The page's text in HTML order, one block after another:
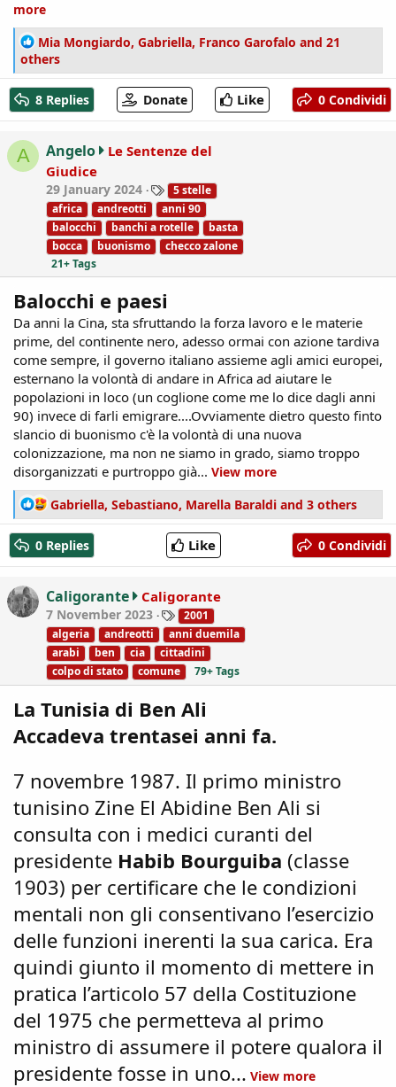
more
R
e
a
c
t
i
n
Mia Mongiardo, Gabriella, Franco Garofalo and 21
others
8 Replies Donate Like 0 Condividi
A Angelo
Le Sentenze del
Giudice
29 January 2024
T
a
g
s
5 stelle
africa
andreotti
anni 90
balocchi
banchi a rotelle
basta
bocca
buonismo
checco zalone
21+ Tags
Balocchi e paesi
Da anni la Cina, sta sfruttando la forza lavoro e le materie
prime, del continente nero, adesso ormai con azione tardiva
come sempre, il governo italiano assieme agli amici europei,
esternano la volontà di andare in Africa ad aiutare le
popolazioni in loco (un coglione come me lo dice dagli anni
90) invece di farli emigrare....Ovviamente dietro questo finto
slancio di buonismo c'è la volontà di una nuova
colonizzazione, ma non ne siamo in grado, siamo troppo
disorganizzati e purtroppo già... View more
R
e
a
c
t
i
o
n
s
:
Gabriella, Sebastiano, Marella Baraldi and 3 others
0 Replies Like 0 Condividi
Caligorante Caligorante
7 November 2023
T
a
g
s
2001
algeria
andreotti
anni duemila
arabi
ben cia
cittadini
colpo di stato
comune 79+ Tags
La Tunisia di Ben Ali
Accadeva trentasei anni fa.
7 novembre 1987. Il primo ministro
tunisino Zine El Abidine Ben Ali si
consulta con i medici curanti del
presidente Habib Bourguiba (classe
1903) per certificare che le condizioni
mentali non gli consentivano l’esercizio
delle funzioni inerenti la sua carica. Era
quindi giunto il momento di mettere in
pratica l’articolo 57 della Costituzione
del 1975 che permetteva al primo
ministro di assumere il potere qualora il
presidente fosse in uno... View more